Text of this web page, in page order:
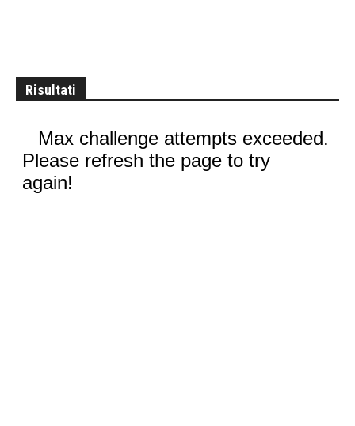
Risultati